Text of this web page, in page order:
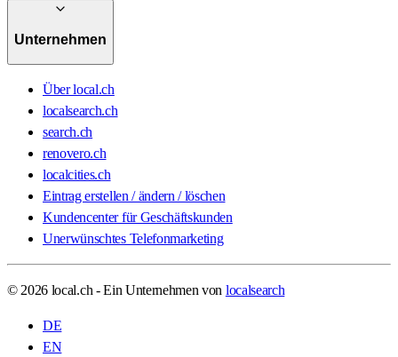
Unternehmen
Über local.ch
localsearch.ch
search.ch
renovero.ch
localcities.ch
Eintrag erstellen / ändern / löschen
Kundencenter für Geschäftskunden
Unerwünschtes Telefonmarketing
© 2026 local.ch - Ein Unternehmen von localsearch
DE
EN